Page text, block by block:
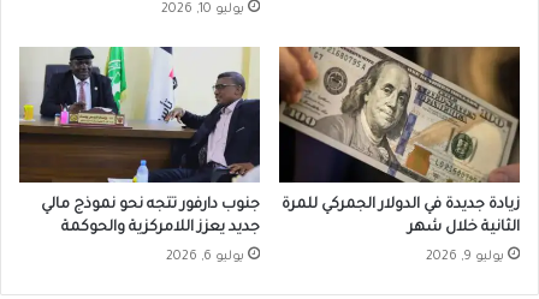
يوليو 10, 2026
زيادة جديدة في الدولار الجمركي للمرة
الثانية خلال شهر
يوليو 9, 2026
جنوب دارفور تتجه نحو نموذج مالي
جديد يعزز اللامركزية والحوكمة
يوليو 6, 2026